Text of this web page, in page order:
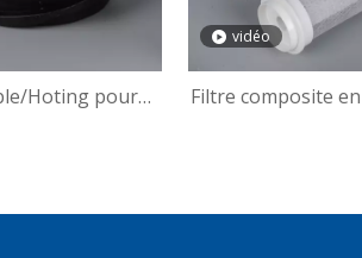
Hoting pour
vidéo
Filtre composite